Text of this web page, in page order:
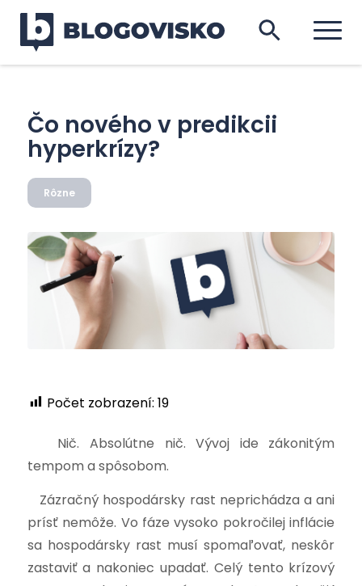
Čo nového v predikcii
hyperkrízy?
Rôzne
Počet zobrazení: 19
Nič. Absolútne nič. Vývoj ide zákonitým
tempom a spôsobom.
Zázračný hospodársky rast neprichádza a ani
prísť nemôže. Vo fáze vysoko pokročilej inflácie
sa hospodársky rast musí spomaľovať, neskôr
zastaviť a nakoniec upadať. Celý tento krízový